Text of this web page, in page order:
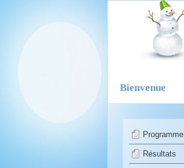
Bienvenue
Programme
Résultats